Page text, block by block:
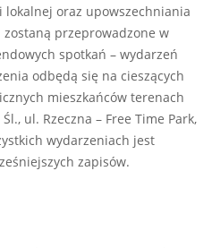
oraz upowszechniania
przeprowadzone w
spotkań – wydarzeń
odbędą się na cieszących
mieszkańców terenach
ul. Rzeczna – Free Time Park,
wydarzeniach jest
zapisów.